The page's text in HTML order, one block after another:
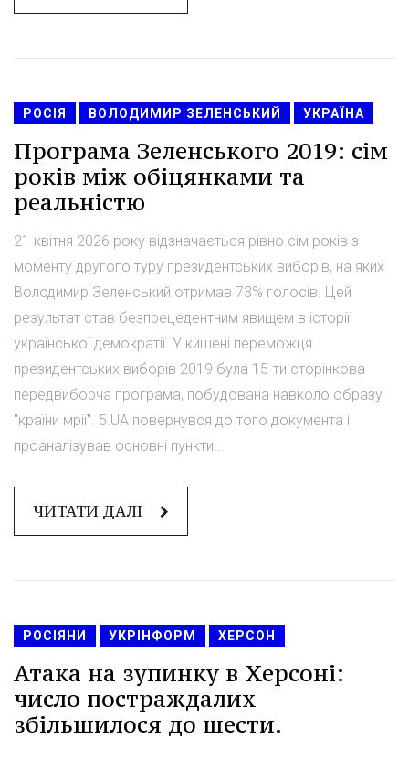
РОСІЯ ВОЛОДИМИР ЗЕЛЕНСЬКИЙ УКРАЇНА
Програма Зеленського 2019: сім
років між обіцянками та
реальністю
21 квітня 2026 року відзначається рівно сім років з
моменту другого туру президентських виборів, на яких
Володимир Зеленський отримав 73% голосів. Цей
результат став безпрецедентним явищем в історії
української демократії. У кишені переможця
президентських виборів 2019 була 15-ти сторінкова
передвиборча програма, побудована навколо образу
"країни мрії". 5.UA повернувся до того документа і
проаналізував основні пункти...
ЧИТАТИ ДАЛІ
РОСІЯНИ УКРІНФОРМ ХЕРСОН
Атака на зупинку в Херсоні:
число постраждалих
збільшилося до шести.